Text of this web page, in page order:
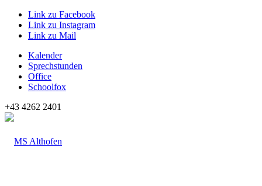
Link zu Facebook
Link zu Instagram
Link zu Mail
Kalender
Sprechstunden
Office
Schoolfox
+43 4262 2401